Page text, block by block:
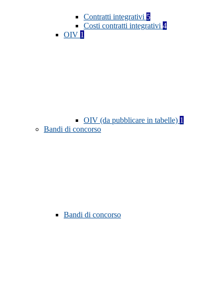
Contratti integrativi 5
Costi contratti integrativi 4
OIV 1
OIV (da pubblicare in tabelle) 1
Bandi di concorso
Bandi di concorso